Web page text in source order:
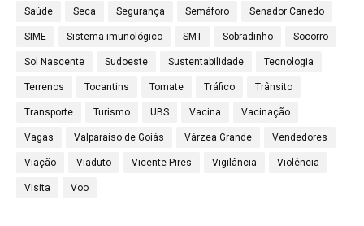
Saúde Seca Segurança Semáforo Senador Canedo
SIME Sistema imunológico SMT Sobradinho Socorro
Sol Nascente Sudoeste Sustentabilidade Tecnologia
Terrenos Tocantins Tomate Tráfico Trânsito
Transporte Turismo UBS Vacina Vacinação
Vagas Valparaíso de Goiás Várzea Grande Vendedores
Viação Viaduto Vicente Pires Vigilância Violência
Visita Voo